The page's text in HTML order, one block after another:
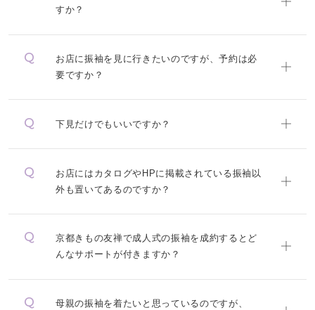
すか？
お店に振袖を見に行きたいのですが、予約は必
要ですか？
下見だけでもいいですか？
お店にはカタログやHPに掲載されている振袖以
外も置いてあるのですか？
京都きもの友禅で成人式の振袖を成約するとど
んなサポートが付きますか？
母親の振袖を着たいと思っているのですが、